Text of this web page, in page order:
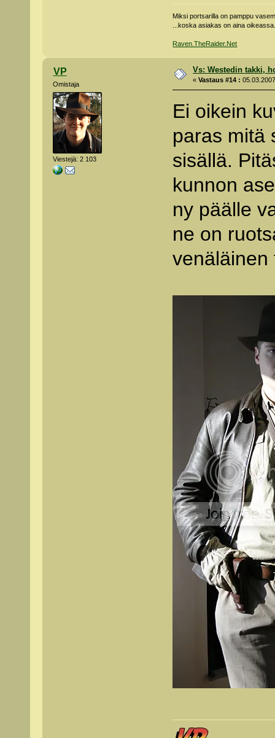
Miksi portsarilla on pamppu
...koska asiakas on aina
Raven.TheRaider.Net
VP
Omistaja
Viestejä: 2 103
Vs: Westedin takki,
«Vastaus #14 :
Ei oikein
paras mitä
sisällä.
kunnon
ny päälle
ne on
venäläinen